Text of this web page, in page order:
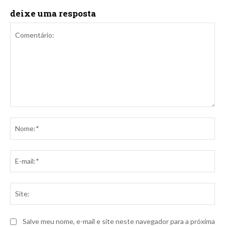
deixe uma resposta
Salve meu nome, e-mail e site neste navegador para a próxima